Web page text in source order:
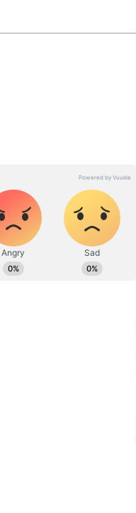
ಶಾಲಾ
ಶಾಲೆಯ
ಮನೆಯವರು
ಆ ಕಂಬದಲ್ಲಿ